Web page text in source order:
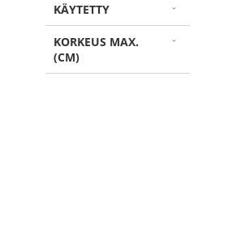
KÄYTETTY
KORKEUS MAX.
(CM)